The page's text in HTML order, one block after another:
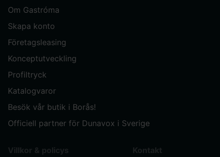
Om Gastróma
Skapa konto
Företagsleasing
Konceptutveckling
Profiltryck
Katalogvaror
Besök vår butik i Borås!
Officiell partner för Dunavox i Sverige
Villkor & policys Kontakt